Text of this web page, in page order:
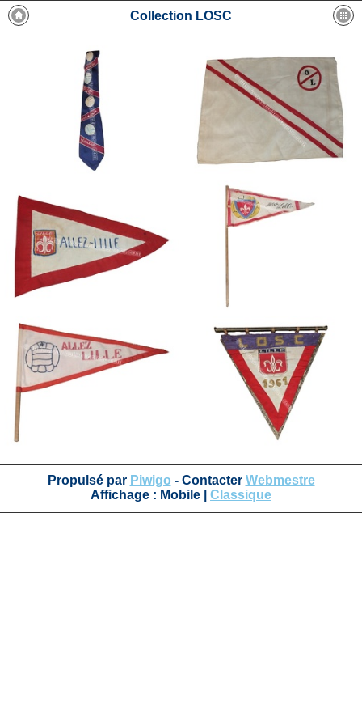
Collection LOSC
Propulsé par Piwigo - Contacter Webmestre
Affichage : Mobile Classique